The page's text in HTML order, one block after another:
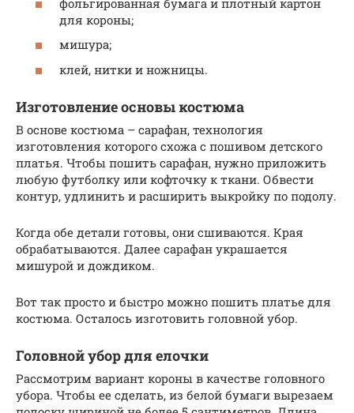
для короны;
мишура;
клей, нитки и ножницы.
Изготовление основы костюма
В основе костюма – сарафан, технология
изготовления которого схожа с пошивом детского
платья. Чтобы пошить сарафан, нужно приложить
любую футболку или кофточку к ткани. Обвести
контур, удлинить и расширить выкройку по подолу.
Когда обе детали готовы, они сшиваются. Края
обрабатываются. Далее сарафан украшается
мишурой и дождиком.
Вот так просто и быстро можно пошить платье для
костюма. Осталось изготовить головной убор.
Головной убор для елочки
Рассмотрим вариант короны в качестве головного
убора. Чтобы ее сделать, из белой бумаги вырезаем